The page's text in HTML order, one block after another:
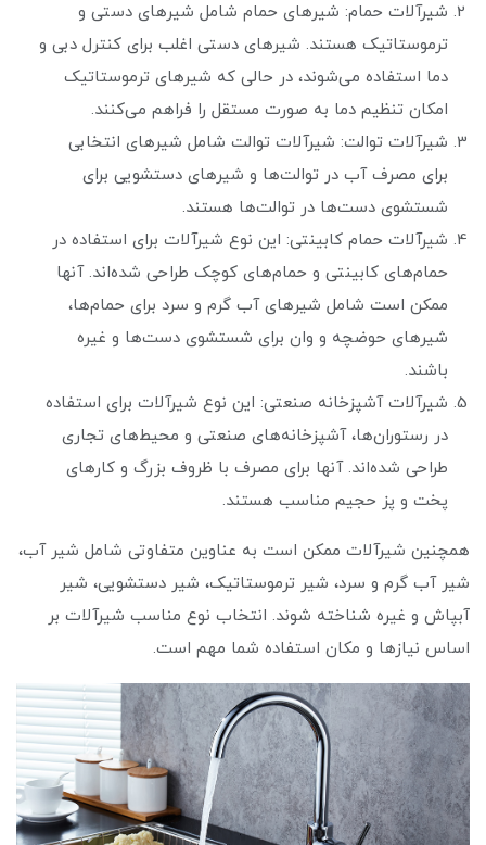
شیرآلات حمام: شیرهای حمام شامل شیرهای دستی و
ترموستاتیک هستند. شیرهای دستی اغلب برای کنترل دبی و
دما استفاده می‌شوند، در حالی که شیرهای ترموستاتیک
امکان تنظیم دما به صورت مستقل را فراهم می‌کنند.
شیرآلات توالت: شیرآلات توالت شامل شیرهای انتخابی
برای مصرف آب در توالت‌ها و شیرهای دستشویی برای
شستشوی دست‌ها در توالت‌ها هستند.
شیرآلات حمام کابینتی: این نوع شیرآلات برای استفاده در
حمام‌های کابینتی و حمام‌های کوچک طراحی شده‌اند. آنها
ممکن است شامل شیرهای آب گرم و سرد برای حمام‌ها،
شیرهای حوضچه و وان برای شستشوی دست‌ها و غیره
باشند.
شیرآلات آشپزخانه صنعتی: این نوع شیرآلات برای استفاده
در رستوران‌ها، آشپزخانه‌های صنعتی و محیط‌های تجاری
طراحی شده‌اند. آنها برای مصرف با ظروف بزرگ و کارهای
پخت و پز حجیم مناسب هستند.
همچنین شیرآلات ممکن است به عناوین متفاوتی شامل شیر آب،
شیر آب گرم و سرد، شیر ترموستاتیک، شیر دستشویی، شیر
آبپاش و غیره شناخته شوند. انتخاب نوع مناسب شیرآلات بر
اساس نیازها و مکان استفاده شما مهم است.